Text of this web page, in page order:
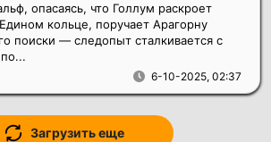
6-10-2025, 02:37
опасаясь, что Голлум раскроет
кольце, поручает Арагорну
поиски — следопыт сталкивается с
Загрузить еще